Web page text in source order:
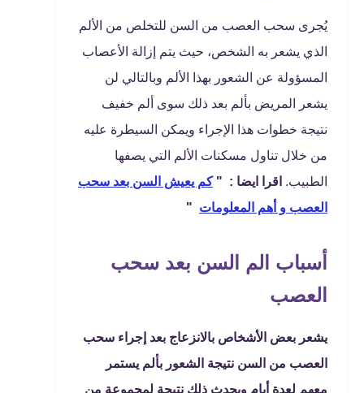
يُجرى سحب العصب من السن للتخلص من الألم
الذي يشعر به الشخص، حيث يتم إزالة الأعصاب
المسؤولة عن الشعور بهذا الألم وبالتالي لن
يشعر المريض بألم بعد ذلك سوى ألم خفيف
نتيجة خطوات هذا الإجراء ويمكن السيطرة عليه
من خلال تناول مسكنات الألم التي يصفها
الطبيب. اقرا ايضا : "كم يعيش السن بعد سحب
العصب و أهم المعلومات "
أسباب الم السن بعد سحب
العصب
يشعر بعض الأشخاص بالانزعاج بعد إجراء سحب
العصب من السن نتيجة الشعور بألم يستمر
معهم لعدة أيام ويحدث ذلك نتيجة لمجموعة من